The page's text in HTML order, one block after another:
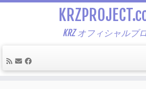
KRZ オフィシャルブ